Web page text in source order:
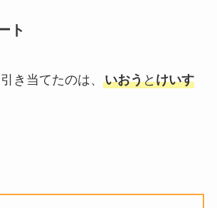
ト
き当てたのは、 いおうとけいす